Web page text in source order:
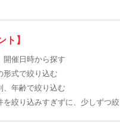
ト】
開催日時から探す
形式で絞り込む
、年齢で絞り込む
絞り込みすぎずに、少しずつ